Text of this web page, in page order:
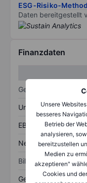
Unsere
besseres
Betrieb der
analysieren,
bereitzustellen
Medien zu
akzeptieren"
Cookies und
ESG-Risiko-
Daten bereitgestellt
Finanzdaten
Gewinn- und
Umsatz
EBITDA
Nettoeinkommen
Bilanz
Gesamtvermögen